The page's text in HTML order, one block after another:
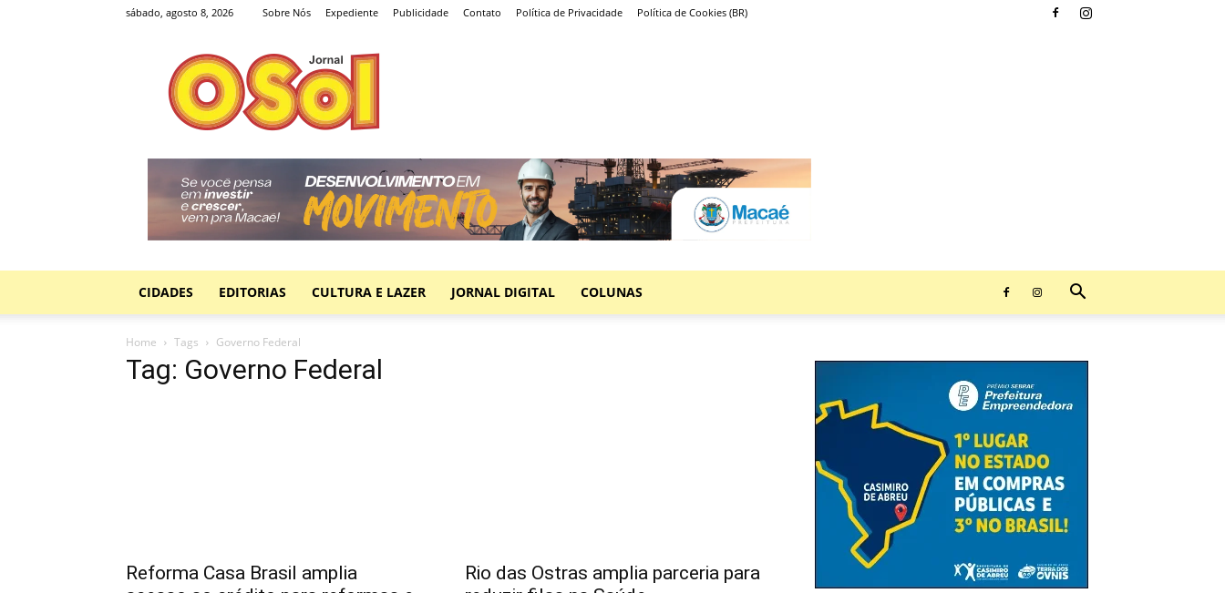
sábado, agosto 8, 2026 Sobre Nós Expediente Publicidade Contato Política de Privacidade Política de Cookies (BR)
Jornal
O
Sol
CIDADES EDITORIAS CULTURA E LAZER JORNAL DIGITAL COLUNAS
Home Tags Governo Federal
Tag: Governo Federal
Reforma Casa Brasil amplia
Rio das Ostras amplia parceria para